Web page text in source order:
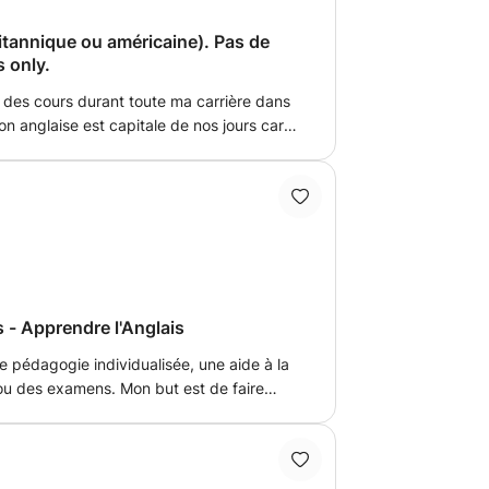
et ludique de l'anglais car, selon
ou américaine). Pas de
only.
cours durant toute ma carrière dans
anglaise est capitale de nos jours car
de façon un peu différente en
et de la langue, l'étirement du
- Apprendre l'Anglais
pédagogie individualisée, une aide à la
des examens. Mon but est de faire
particuliers. En générale j'enseigne